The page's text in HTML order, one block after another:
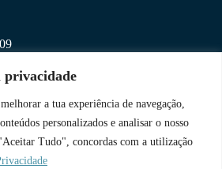
privacidade
a tua experiência de navegação,
personalizados e analisar o nosso
Tudo", concordas com a utilização
nacional)